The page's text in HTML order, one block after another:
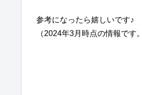
参考になったら嬉しいです♪
（2024年3月時点の情報です